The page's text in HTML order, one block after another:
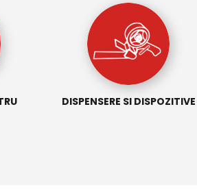
DISPENSERE SI DISPOZITIVE